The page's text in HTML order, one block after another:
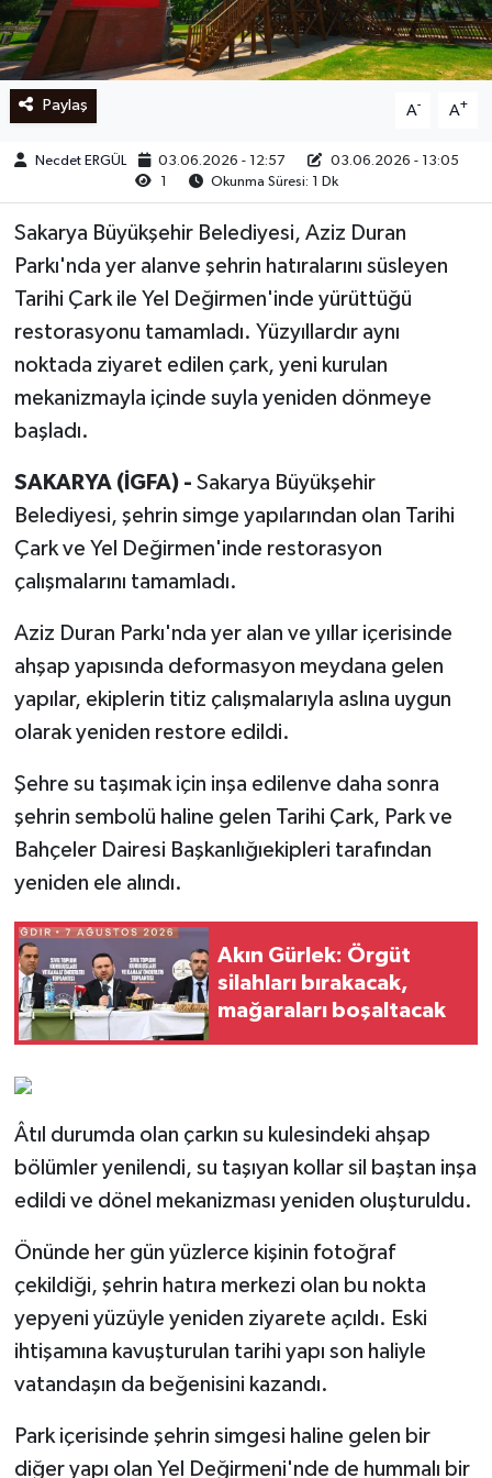
Paylaş A- A+
Necdet ERGÜL 03.06.2026 - 12:57
03.06.2026 - 13:05
1
Okunma Süresi: 1 Dk
Sakarya Büyükşehir Belediyesi, Aziz Duran
Parkı'nda yer alanve şehrin hatıralarını süsleyen
Tarihi Çark ile Yel Değirmen'inde yürüttüğü
restorasyonu tamamladı. Yüzyıllardır aynı
noktada ziyaret edilen çark, yeni kurulan
mekanizmayla içinde suyla yeniden dönmeye
başladı.
SAKARYA (İGFA) - Sakarya Büyükşehir
Belediyesi, şehrin simge yapılarından olan Tarihi
Çark ve Yel Değirmen'inde restorasyon
çalışmalarını tamamladı.
Aziz Duran Parkı'nda yer alan ve yıllar içerisinde
ahşap yapısında deformasyon meydana gelen
yapılar, ekiplerin titiz çalışmalarıyla aslına uygun
olarak yeniden restore edildi.
Şehre su taşımak için inşa edilenve daha sonra
şehrin sembolü haline gelen Tarihi Çark, Park ve
Bahçeler Dairesi Başkanlığıekipleri tarafından
yeniden ele alındı.
Akın Gürlek: Örgüt
silahları bırakacak,
mağaraları boşaltacak
Âtıl durumda olan çarkın su kulesindeki ahşap
bölümler yenilendi, su taşıyan kollar sil baştan inşa
edildi ve dönel mekanizması yeniden oluşturuldu.
Önünde her gün yüzlerce kişinin fotoğraf
çekildiği, şehrin hatıra merkezi olan bu nokta
yepyeni yüzüyle yeniden ziyarete açıldı. Eski
ihtişamına kavuşturulan tarihi yapı son haliyle
vatandaşın da beğenisini kazandı.
Park içerisinde şehrin simgesi haline gelen bir
diğer yapı olan Yel Değirmeni'nde de hummalı bir
Ege
İzmir
İletişim
Künye
Yerel